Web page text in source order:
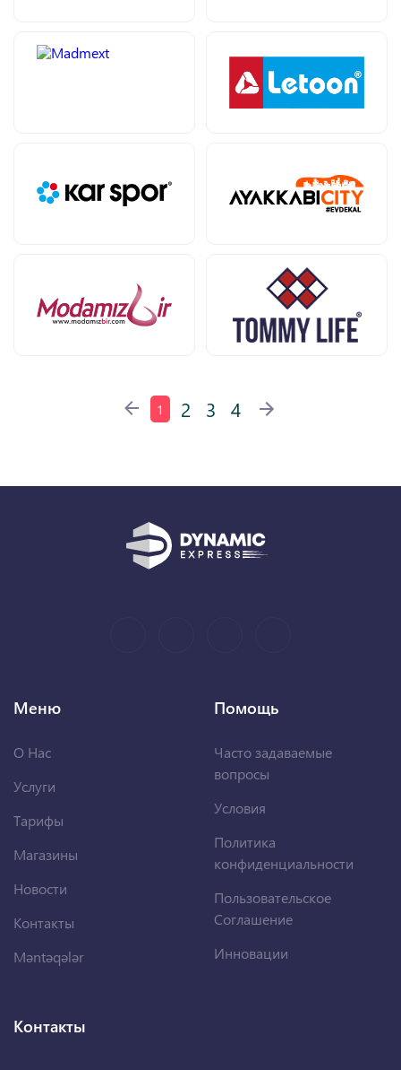
1 2 3 4
Меню
О Нас
Услуги
Тарифы
Магазины
Новости
Контакты
Məntəqələr
Помощь
Часто задаваемые
вопросы
Условия
Политика
конфиденциальности
Пользовательское
Соглашение
Инновации
Контакты